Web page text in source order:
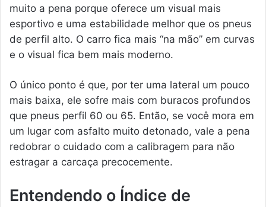
muito a pena porque oferece um visual mais
esportivo e uma estabilidade melhor que os pneus
de perfil alto. O carro fica mais “na mão” em curvas
e o visual fica bem mais moderno.
O único ponto é que, por ter uma lateral um pouco
mais baixa, ele sofre mais com buracos profundos
que pneus perfil 60 ou 65. Então, se você mora em
um lugar com asfalto muito detonado, vale a pena
redobrar o cuidado com a calibragem para não
estragar a carcaça precocemente.
Entendendo o Índice de